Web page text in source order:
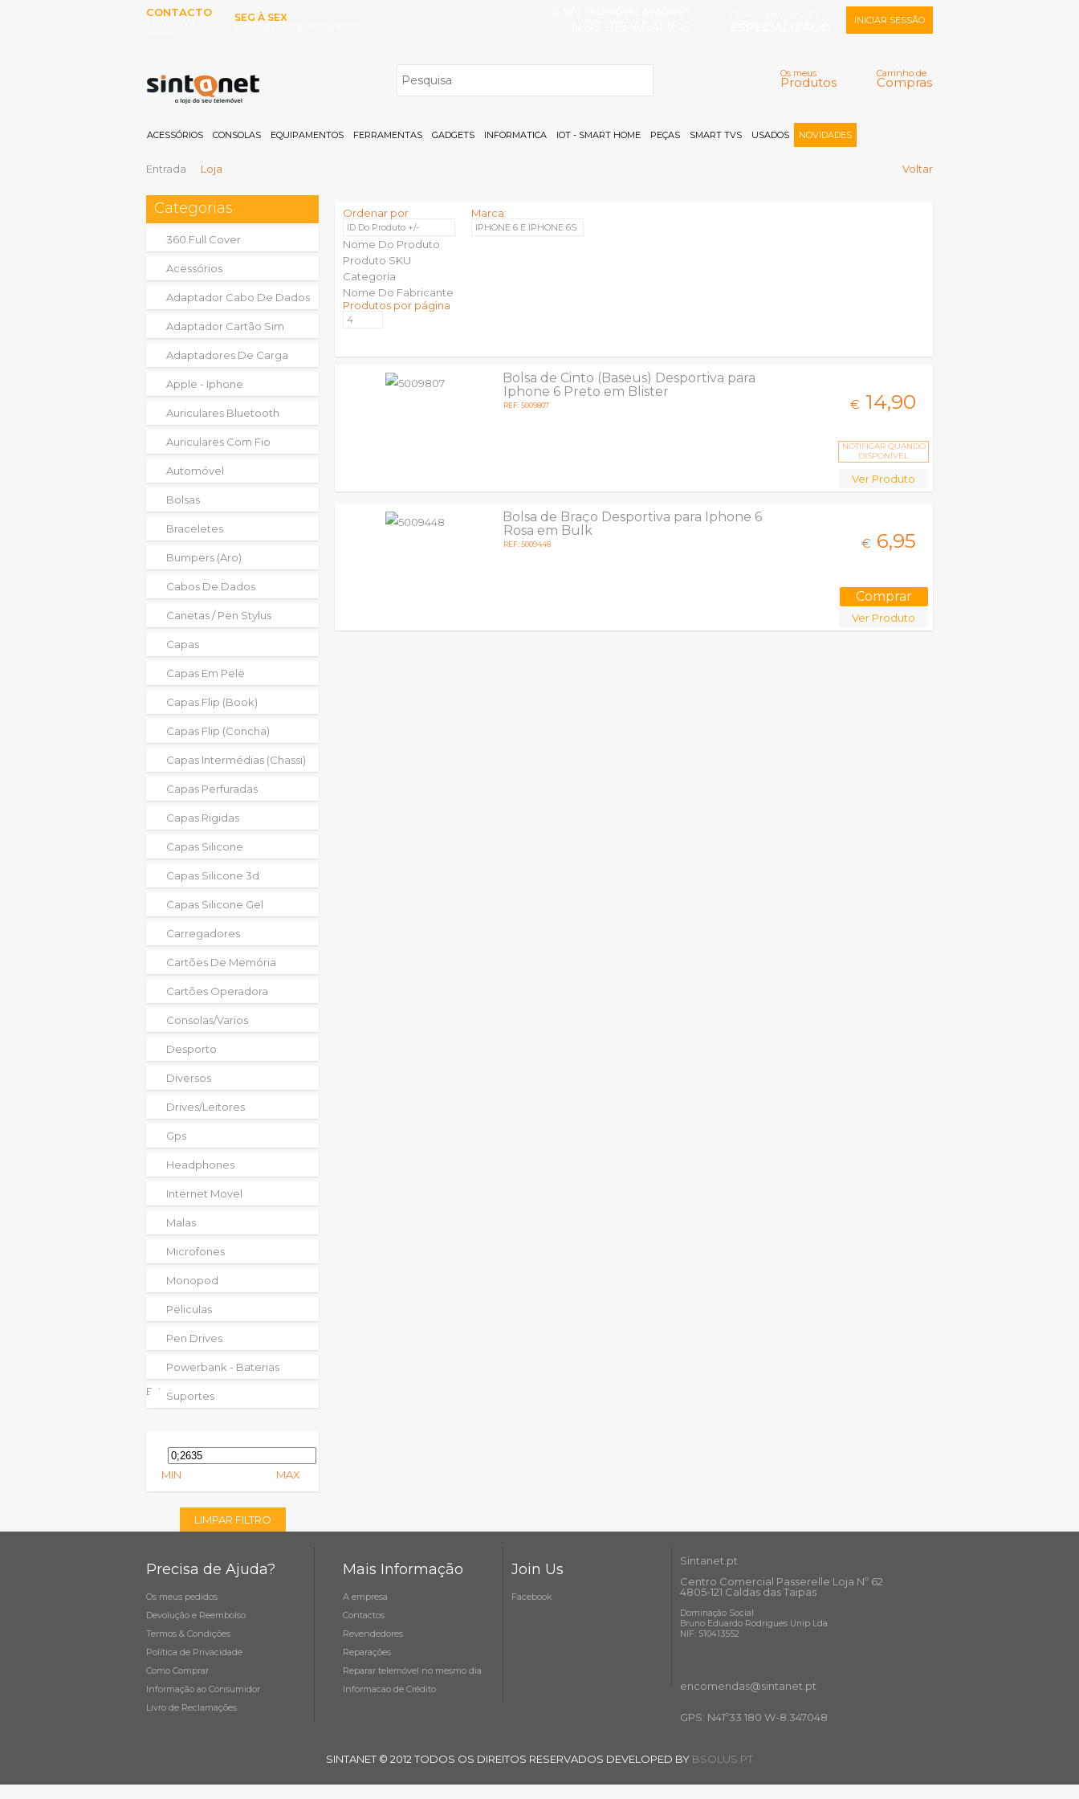
CONTACTO
SEG À SEX
Carrinho de
Compras
Os meus
Produtos
INICIAR SESSÃO
Memorizar
Registar |
ACESSÓRIOS CONSOLAS EQUIPAMENTOS FERRAMENTAS GADGETS INFORMATICA IOT - SMART HOME PEÇAS SMART TVS USADOS NOVIDADES
Entrada Loja Voltar
Categorias
360 Full Cover
Acessórios
Adaptador Cabo De Dados
Adaptador Cartão Sim
Adaptadores De Carga
Apple - Iphone
Auriculares Bluetooth
Auriculares Com Fio
Automóvel
Bolsas
Braceletes
Bumpers (aro)
Cabos De Dados
Canetas / Pen Stylus
Capas
Capas Em Pele
Capas Flip (book)
Capas Flip (concha)
Capas Intermédias (chassi)
Capas Perfuradas
Capas Rigidas
Capas Silicone
Capas Silicone 3d
Capas Silicone Gel
Carregadores
Cartões De Memória
Cartões Operadora
Consolas/varios
Desporto
Diversos
Drives/leitores
Gps
Headphones
Internet Movel
Malas
Microfones
Monopod
Peliculas
Pen Drives
Powerbank - Baterias
ExternasSuportes
MIN MAX
LIMPAR FILTRO
Ordenar por
ID Do Produto +/-
Nome Do Produto
Produto SKU
Categoria
Nome Do Fabricante
Marca:
IPHONE 6 E IPHONE 6S
Produtos por página
Bolsa de Cinto (Baseus) Desportiva para
Iphone 6 Preto em Blister
REF: 5009807 € 14,90
NOTIFICAR QUANDO
DISPONÍVEL
Ver Produto
Bolsa de Braço Desportiva para Iphone 6
Rosa em Bulk
REF: 5009448 € 6,95
Ver Produto
Precisa de Ajuda?
Os meus pedidos
Devolução e Reembolso
Termos & Condições
Política de Privacidade
Como Comprar
Informação ao Consumidor
Livro de Reclamações
Mais Informação
A empresa
Contactos
Revendedores
Reparações
Reparar telemóvel no mesmo dia
Informacao de Crédito
Join Us
Facebook
Sintanet.pt
Centro Comercial Passerelle Loja Nº 62
4805-121 Caldas das Taipas
Dominação Social:
Bruno Eduardo Rodrigues Unip Lda
NIF: 510413552
encomendas@sintanet .pt
GPS: N41º33.180 W-8.347048
SINTANET © 2012 TODOS OS DIREITOS RESERVADOS DEVELOPED BY BSOLUS.PT